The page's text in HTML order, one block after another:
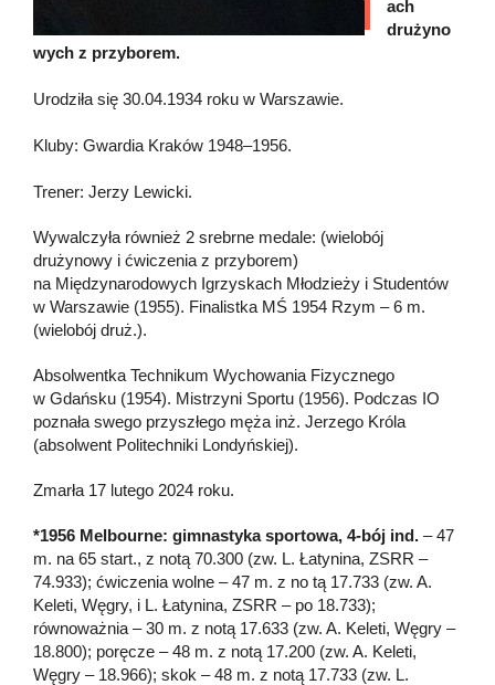
ach
drużyno
wych z przyborem.
Urodziła się 30.04.1934 roku w Warszawie.
Kluby: Gwardia Kraków 1948–1956.
Trener: Jerzy Lewicki.
Wywalczyła również 2 srebrne medale: (wielobój
drużynowy i ćwiczenia z przyborem)
na Międzynarodowych Igrzyskach Młodzieży i Studentów
w Warszawie (1955). Finalistka MŚ 1954 Rzym – 6 m.
(wielobój druż.).
Absolwentka Technikum Wychowania Fizycznego
w Gdańsku (1954). Mistrzyni Sportu (1956). Podczas IO
poznała swego przyszłego męża inż. Jerzego Króla
(absolwent Politechniki Londyńskiej).
Zmarła 17 lutego 2024 roku.
*1956 Melbourne: gimnastyka sportowa, 4-bój ind. – 47
m. na 65 start., z notą 70.300 (zw. L. Łatynina, ZSRR –
74.933); ćwiczenia wolne – 47 m. z no tą 17.733 (zw. A.
Keleti, Węgry, i L. Łatynina, ZSRR – po 18.733);
równoważnia – 30 m. z notą 17.633 (zw. A. Keleti, Węgry –
18.800); poręcze – 48 m. z notą 17.200 (zw. A. Keleti,
Węgry – 18.966); skok – 48 m. z notą 17.733 (zw. L.